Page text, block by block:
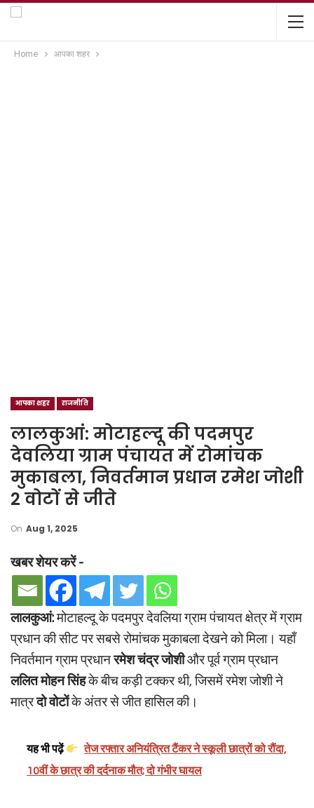
Home आपका शहर
आपका शहर राजनीति
लालकुआं: मोटाहल्दू की पदमपुर
देवलिया ग्राम पंचायत में रोमांचक
मुकाबला, निवर्तमान प्रधान रमेश जोशी
2 वोटों से जीते
On Aug 1, 2025
खबर शेयर करें -
लालकुआं:मोटाहल्दू के पदमपुर देवलिया ग्राम पंचायत क्षेत्र में ग्राम
प्रधान की सीट पर सबसे रोमांचक मुकाबला देखने को मिला। यहाँ
निवर्तमान ग्राम प्रधानरमेश चंद्र जोशीऔर पूर्व ग्राम प्रधान
ललित मोहन सिंहके बीच कड़ी टक्कर थी, जिसमें रमेश जोशी ने
मात्रदो वोटोंके अंतर से जीत हासिल की।
यह भी पढ़ें
तेज रफ्तार अनियंत्रित टैंकर ने स्कूली छात्रों को रौंदा,
10वीं के छात्र की दर्दनाक मौत; दो गंभीर घायल